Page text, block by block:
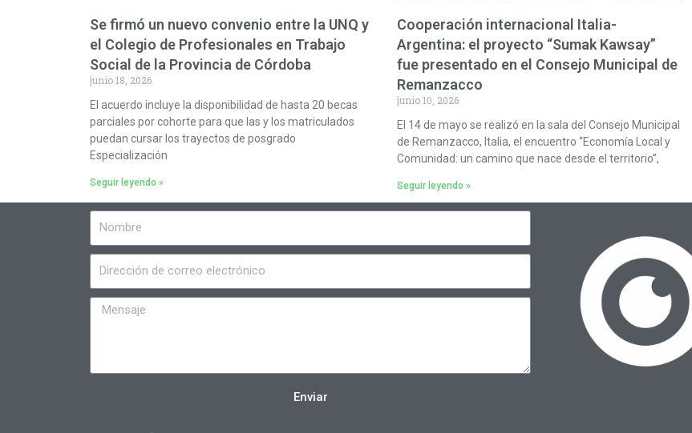
Se firmó un nuevo convenio entre la UNQ y
el Colegio de Profesionales en Trabajo
Social de la Provincia de Córdoba
junio 18, 2026
El acuerdo incluye la disponibilidad de hasta 20 becas
parciales por cohorte para que las y los matriculados
puedan cursar los trayectos de posgrado
Especialización
Seguir leyendo »
Cooperación internacional Italia-
Argentina: el proyecto “Sumak Kawsay”
fue presentado en el Consejo Municipal de
Remanzacco
junio 10, 2026
El 14 de mayo se realizó en la sala del Consejo Municipal
de Remanzacco, Italia, el encuentro “Economía Local y
Comunidad: un camino que nace desde el territorio”,
Seguir leyendo »
Enviar